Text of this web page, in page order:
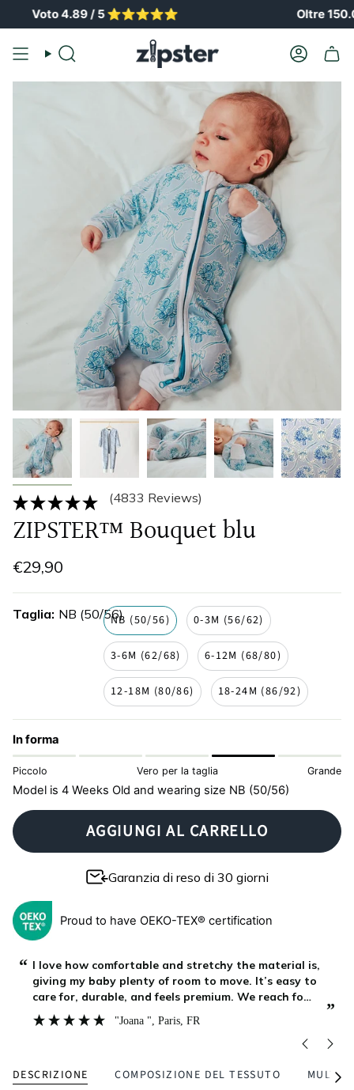
Voto 4.89 / 5 ⭐️⭐️⭐️⭐️⭐️ Oltre
Ricerca
Il
(4833 Reviews)
ZIPSTER™ Bouquet blu
€29,90
Taglia NB (50/56)NB (50/56) 0-3M (56/62)
3-6M (62/68) 6-12M (68/80)
12-18M (80/86) 18-24M (86/92)
In forma
Piccolo Vero per la taglia Grande
Model is 4 Weeks Old and wearing size NB (50/56)
AGGIUNGI AL CARRELLO
Garanzia di reso di 30 giorni
Proud to have OEKO-TEX® certification
“
”
I love how comfortable and stretchy the material is,
giving my baby plenty of room to move. It’s easy to
care for, durable, and feels premium. We reach for
this one all the time, highly recommend!
"Joana ", Paris, FR
DESCRIZIONE COMPOSIZIONE DEL TESSUTO MULTI-
Vedi